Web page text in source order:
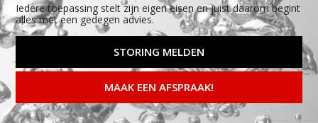
Iedere toepassing stelt zijn eigen eisen en juist daarom begint
alles met een gedegen advies.
STORING MELDEN
MAAK EEN AFSPRAAK!